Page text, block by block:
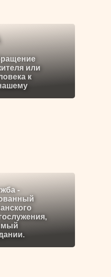
или
к
-